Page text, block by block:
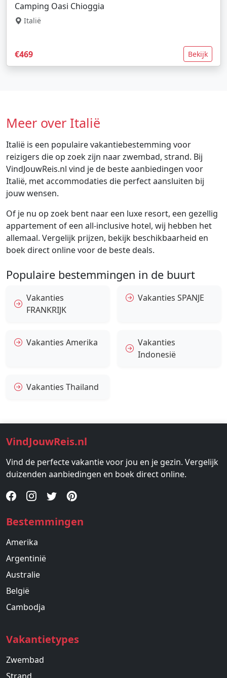
Camping Oasi Chioggia
Italië
€469 Bekijk
Meer over Italië
Italië is een populaire vakantiebestemming voor
reizigers die op zoek zijn naar zwembad, strand. Bij
VindJouwReis.nl vind je de beste aanbiedingen voor
Italië, met accommodaties die perfect aansluiten bij
jouw wensen.
Of je nu op zoek bent naar een luxe resort, een gezellig
appartement of een all-inclusive hotel, wij hebben het
allemaal. Vergelijk prijzen, bekijk beschikbaarheid en
boek direct online voor de beste deals.
Populaire bestemmingen in de buurt
Vakanties
FRANKRIJK
Vakanties SPANJE
Vakanties Amerika
Vakanties
Indonesië
Vakanties Thailand
VindJouwReis.nl
Vind de perfecte vakantie voor jou en je gezin. Vergelijk
duizenden aanbiedingen en boek direct online.
Bestemmingen
Amerika
Argentinië
Australie
België
Cambodja
Vakantietypes
Zwembad